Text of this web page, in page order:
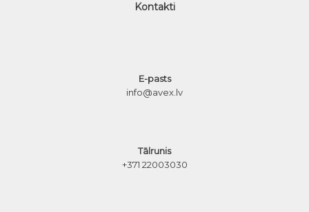
Kontakti
E-pasts
info@avex.lv
Tālrunis
+371 22003030